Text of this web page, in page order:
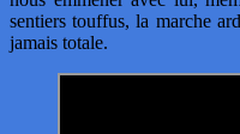
sentiers touffus, la marche
jamais totale.